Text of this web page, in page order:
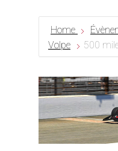
Home
Volpe
500